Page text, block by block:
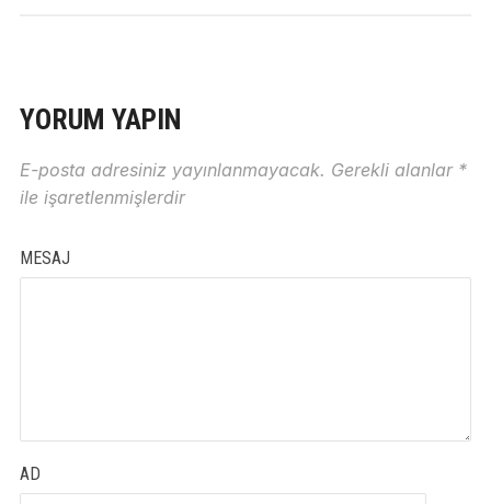
YORUM YAPIN
E-posta adresiniz yayınlanmayacak. Gerekli alanlar *
ile işaretlenmişlerdir
MESAJ
AD